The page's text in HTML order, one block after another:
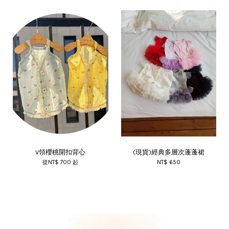
V領櫻桃開扣背心
從NT$ 700起
(現貨)經典多層次蓬蓬裙
NT$ 650